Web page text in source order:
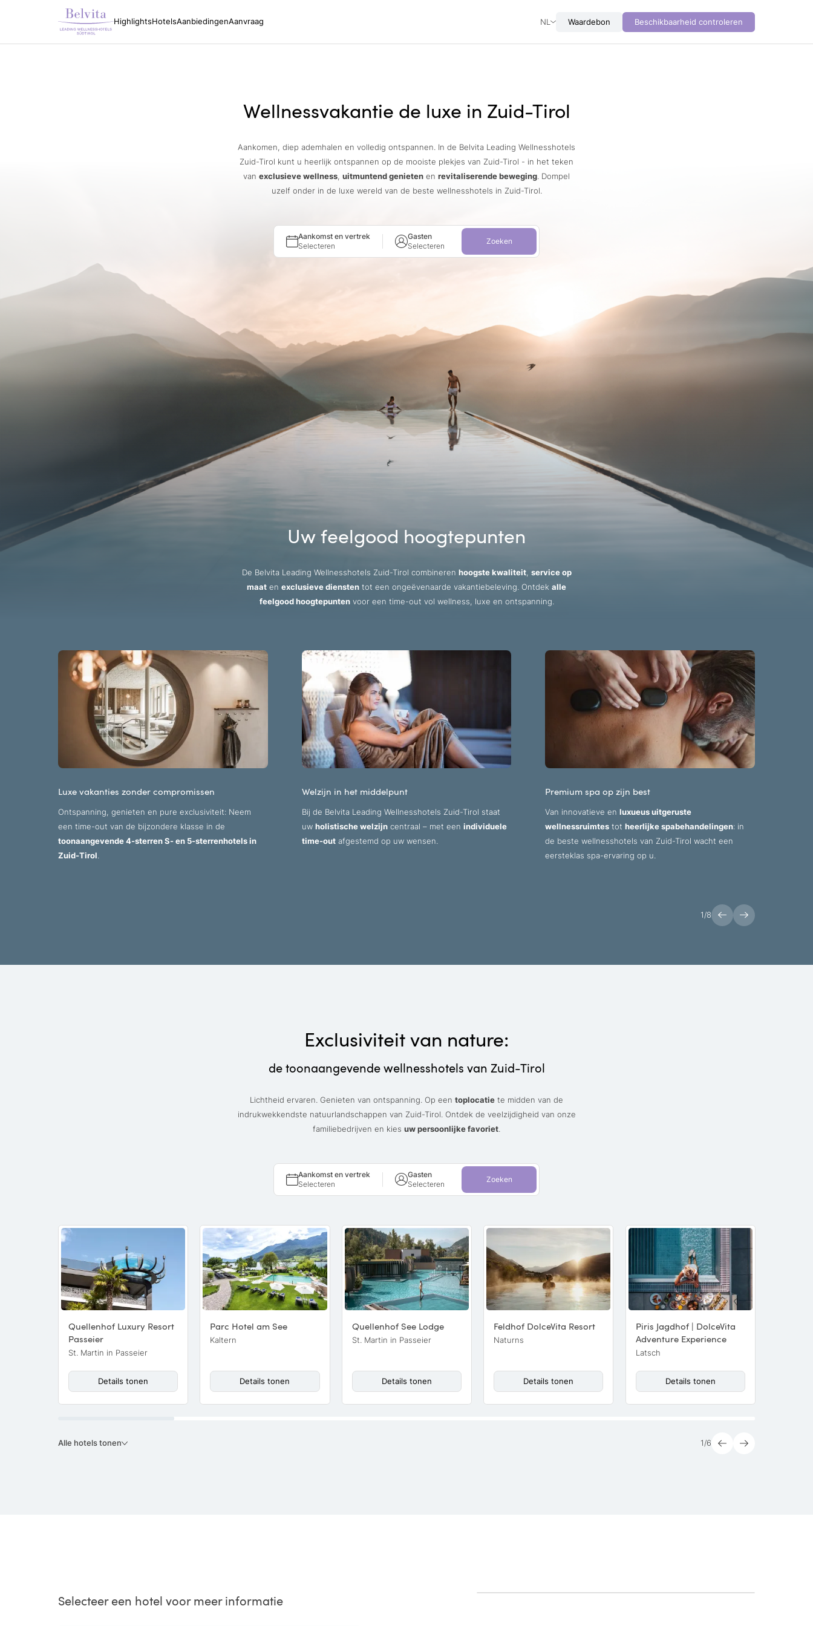
HighlightsHotelsAanbiedingenAanvraag NL Waardebon Beschikbaarheid controleren
Wellnessvakantie de luxe in Zuid-Tirol
Aankomen, diep ademhalen en volledig ontspannen. In de Belvita Leading Wellnesshotels
Zuid-Tirol kunt u heerlijk ontspannen op de mooiste plekjes van Zuid-Tirol - in het teken
van exclusieve wellness, uitmuntend genieten en revitaliserende beweging. Dompel
uzelf onder in de luxe wereld van de beste wellnesshotels in Zuid-Tirol.
Aankomst en vertrek
Selecteren
Gasten
Selecteren
Zoeken
Uw feelgood hoogtepunten
De Belvita Leading Wellnesshotels Zuid-Tirol combineren hoogste kwaliteit, service op
maat en exclusieve diensten tot een ongeëvenaarde vakantiebeleving. Ontdek alle
feelgood hoogtepuntenvoor een time-out vol wellness, luxe en ontspanning.
Luxe vakanties zonder compromissen
Ontspanning, genieten en pure exclusiviteit: Neem
een time-out van de bijzondere klasse in de
toonaangevende 4-sterren S- en 5-sterrenhotels in
Zuid-Tirol
Welzijn in het middelpunt
Bij de Belvita Leading Wellnesshotels Zuid-Tirol staat
uw holistische welzijncentraal – met een individuele
time-outafgestemd op uw wensen.
Premium spa op zijn best
Van innovatieve enluxueus uitgeruste
wellnessruimtes totheerlijke spabehandelingen: in
de beste wellnesshotels van Zuid-Tirol wacht een
eersteklas spa-ervaring op u.
1/8
Exclusiviteit van nature:
de toonaangevende wellnesshotels van Zuid-Tirol
Lichtheid ervaren. Genieten van ontspanning. Op een toplocatie te midden van de
indrukwekkendste natuurlandschappen van Zuid-Tirol. Ontdek de veelzijdigheid van onze
familiebedrijven en kies uw persoonlijke favoriet.
Aankomst en vertrek
Selecteren
Gasten
Selecteren
Zoeken
Quellenhof Luxury Resort
Passeier
St. Martin in Passeier
Details tonen
Parc Hotel am See
Kaltern
Details tonen
Quellenhof See Lodge
St. Martin in Passeier
Details tonen
Feldhof DolceVita Resort
Naturns
Details tonen
Piris Jagdhof | DolceVita
Adventure Experience
Latsch
Details tonen
Alle hotels tonen 1/6
Selecteer een hotel voor meer informatie